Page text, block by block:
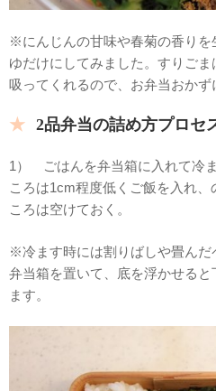
※にんじんの甘味や春菊の香りを
ゆだけにしてみました。すりご
吸ってくれるので、お弁当おかず
2品弁当の詰め方プロセ
1） ごはんを弁当箱に入れて冷
ころは1cm程度低くご飯を入れ
ころは空けておく。
※冷ます時には割りばしや畳んだ
弁当箱を置いて、底を浮かせる
ます。